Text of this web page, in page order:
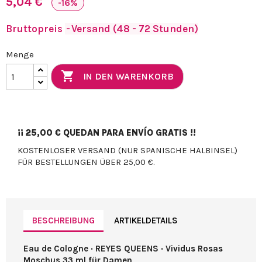
-16%
Bruttopreis Versand (48 - 72 Stunden)
Menge
 IN DEN WARENKORB
¡¡ 25,00 € QUEDAN PARA ENVÍO GRATIS !!
KOSTENLOSER VERSAND (NUR SPANISCHE HALBINSEL)
FÜR BESTELLUNGEN ÜBER 25,00 €.
BESCHREIBUNG ARTIKELDETAILS
Eau de Cologne · REYES QUEENS · Vividus Rosas